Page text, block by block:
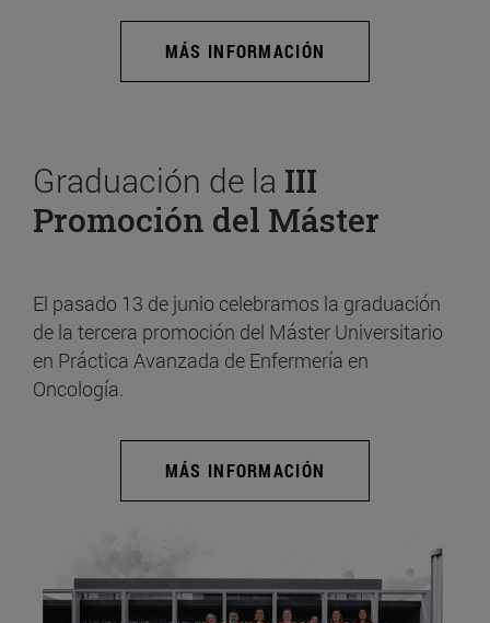
MÁS INFORMACIÓN
Graduación de la III
Promoción del Máster
El pasado 13 de junio celebramos la graduación
de la tercera promoción del Máster Universitario
en Práctica Avanzada de Enfermería en
Oncología.
MÁS INFORMACIÓN